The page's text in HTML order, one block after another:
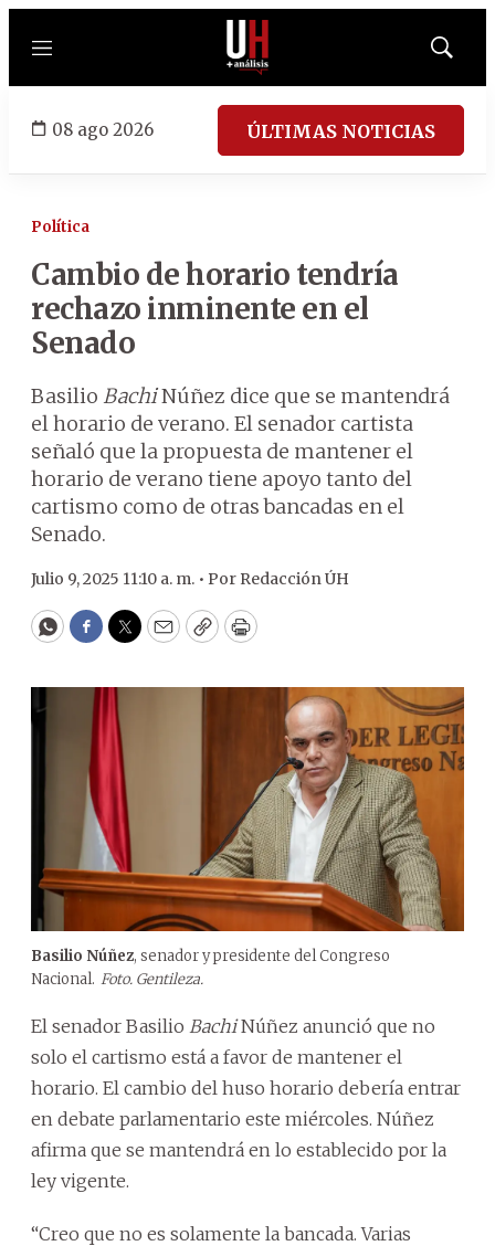
Menú
Mostrar
08 ago 2026 ÚLTIMAS NOTICIAS
Política
Cambio de horario tendría
rechazo inminente en el
Senado
Basilio BachiNúñez dice que se mantendrá
el horario de verano. El senador cartista
señaló que la propuesta de mantener el
horario de verano tiene apoyo tanto del
cartismo como de otras bancadas en el
Senado.
Julio 9, 2025 11:10 a. m. • Por Redacción ÚH
WhatsApp
Facebook
Twitter
EmailCopyPrint
Basilio Núñez, senador y presidente del Congreso
Nacional. Foto. Gentileza.
El senador Basilio BachiNúñez anunció que no
solo el cartismo está a favor de mantener el
horario. El cambio del huso horario debería entrar
en debate parlamentario este miércoles. Núñez
afirma que se mantendrá en lo establecido por la
ley vigente.
“Creo que no es solamente la bancada. Varias